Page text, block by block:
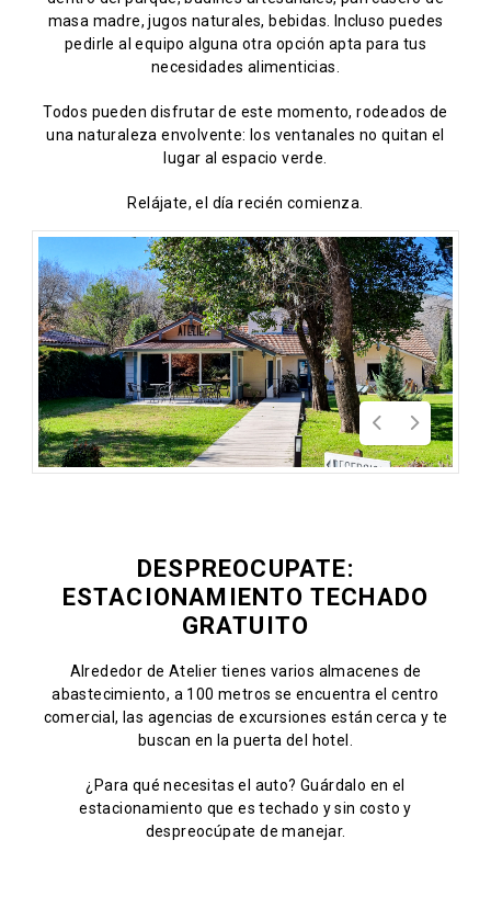
masa madre, jugos naturales, bebidas. Incluso puedes
pedirle al equipo alguna otra opción apta para tus
necesidades alimenticias.
Todos pueden disfrutar de este momento, rodeados de
una naturaleza envolvente: los ventanales no quitan el
lugar al espacio verde.
Relájate, el día recién comienza.
DESPREOCUPATE:
ESTACIONAMIENTO TECHADO
GRATUITO
Alrededor de Atelier tienes varios almacenes de
abastecimiento, a 100 metros se encuentra el centro
comercial, las agencias de excursiones están cerca y te
buscan en la puerta del hotel.
¿Para qué necesitas el auto? Guárdalo en el
estacionamiento que es techado y sin costo y
despreocúpate de manejar.